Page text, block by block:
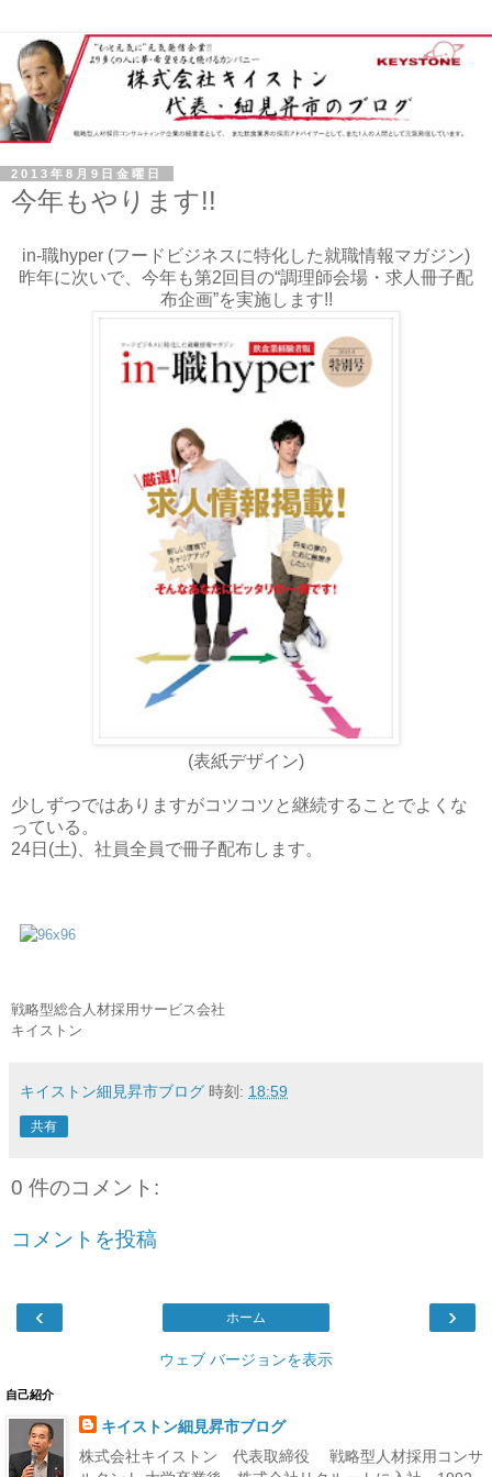
2013年8月9日金曜日
今年もやります!!
in-職hyper (フードビジネスに特化した就職情報マガジン)
昨年に次いで、今年も第2回目の“調理師会場・求人冊子配
布企画”を実施します!!
(表紙デザイン)
少しずつではありますがコツコツと継続することでよくな
っている。
24日(土)、社員全員で冊子配布します。
戦略型総合人材採用サービス会社
キイストン
キイストン細見昇市ブログ 時刻: 18:59
共有
0 件のコメント:
コメントを投稿
‹ ›
ホーム
ウェブ バージョンを表示
自己紹介
キイストン細見昇市ブログ
株式会社キイストン 代表取締役 戦略型人材採用コンサ